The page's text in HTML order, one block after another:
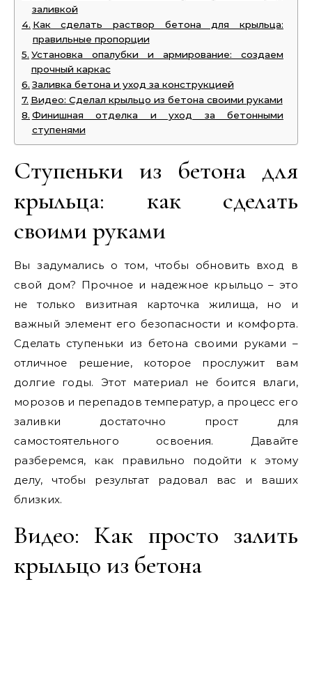
заливкой
Как сделать раствор бетона для крыльца:
правильные пропорции
Установка опалубки и армирование: создаем
прочный каркас
Заливка бетона и уход за конструкцией
Видео: Сделал крыльцо из бетона своими руками
Финишная отделка и уход за бетонными
ступенями
Ступеньки из бетона для
крыльца: как сделать
своими руками
Вы задумались о том, чтобы обновить вход в
свой дом? Прочное и надежное крыльцо – это
не только визитная карточка жилища, но и
важный элемент его безопасности и комфорта.
Сделать ступеньки из бетона своими руками –
отличное решение, которое прослужит вам
долгие годы. Этот материал не боится влаги,
морозов и перепадов температур, а процесс его
заливки достаточно прост для
самостоятельного освоения. Давайте
разберемся, как правильно подойти к этому
делу, чтобы результат радовал вас и ваших
близких.
Видео: Как просто залить
крыльцо из бетона